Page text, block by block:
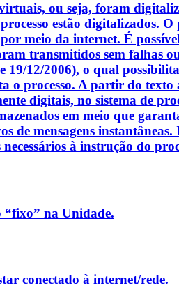
virtuais, ou seja, foram
estão digitalizados. O
meio da internet. É
transmitidos sem falhas
19/12/2006), o qual
o processo. A partir do texto
digitais, no sistema de
em meio que
de mensagens
à instrução do
“fixo” na Unidade.
conectado à internet/rede.